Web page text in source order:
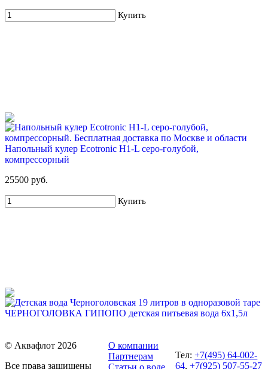
Для новых клиентов. Стартовый набор ХВАЛОВСКАЯ
Premium (3х19л)
549 руб1 665 руб
Для новых клиентов. Стартовый набор ХВАЛОВСКАЯ
Deluxe 19л + USB помпа
Купить
Купить
Напольный кулер Ecotronic H1-L серо-голубой,
компрессорный
25500 руб.
Купить
ЧЕРНОГОЛОВКА ГИПОПО детская питьевая вода 6х1,5л
72.00 руб/шт
Купить
© Аквафлот 2026
Все права защищены
О компании
Партнерам
Тел:+7(495) 64-002-
64,+7(925) 507-55-27